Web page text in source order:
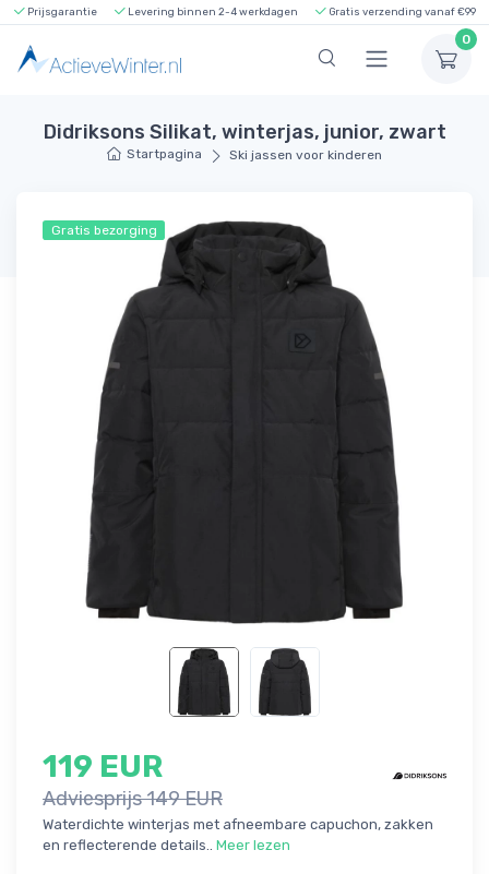
Prijsgarantie Levering binnen 2-4 werkdagen Gratis verzending vanaf €99
0
Didriksons Silikat, winterjas, junior, zwart
Startpagina Ski jassen voor kinderen
Gratis bezorging
119 EUR
Adviesprijs 149 EUR
Waterdichte winterjas met afneembare capuchon, zakken
en reflecterende details.. Meer lezen